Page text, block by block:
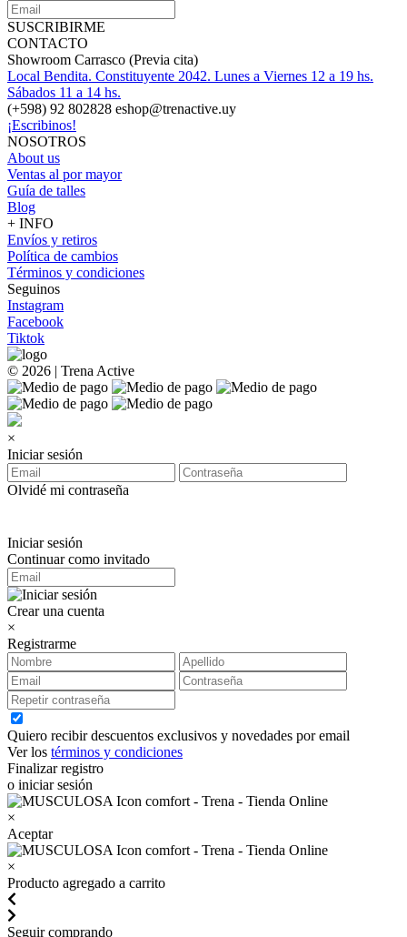
SUSCRIBIRME
CONTACTO
Showroom Carrasco (Previa cita)
Local Bendita. Constituyente 2042. Lunes a Viernes 12 a 19 hs.
Sábados 11 a 14 hs.
(+598) 92 802828 eshop@trenactive.uy
¡Escribinos!
NOSOTROS
About us
Ventas al por mayor
Guía de talles
Blog
+ INFO
Envíos y retiros
Política de cambios
Términos y condiciones
Seguinos
Instagram
Facebook
Tiktok
© 2026 | Trena Active
×
Iniciar sesión
Olvidé mi contraseña
Iniciar sesión
Continuar como invitado
Crear una cuenta
×
Registrarme
Quiero recibir descuentos exclusivos y novedades por email
Ver los términos y condiciones
Finalizar registro
o iniciar sesión
×
Aceptar
×
Producto agregado a carrito
Seguir comprando